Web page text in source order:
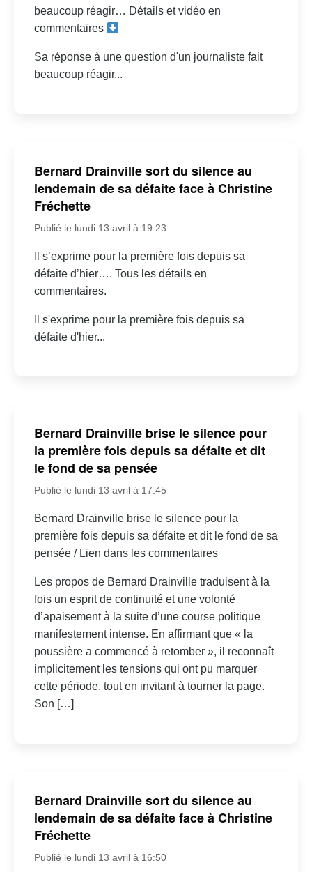
beaucoup réagir… Détails et vidéo en
commentaires
Sa réponse à une question d'un journaliste fait
beaucoup réagir...
Bernard Drainville sort du silence au
lendemain de sa défaite face à Christine
Fréchette
Publié le lundi 13 avril à 19:23
Il s’exprime pour la première fois depuis sa
défaite d’hier…. Tous les détails en
commentaires.
Il s'exprime pour la première fois depuis sa
défaite d'hier...
Bernard Drainville brise le silence pour
la première fois depuis sa défaite et dit
le fond de sa pensée
Publié le lundi 13 avril à 17:45
Bernard Drainville brise le silence pour la
première fois depuis sa défaite et dit le fond de sa
pensée / Lien dans les commentaires
Les propos de Bernard Drainville traduisent à la
fois un esprit de continuité et une volonté
d’apaisement à la suite d’une course politique
manifestement intense. En affirmant que « la
poussière a commencé à retomber », il reconnaît
implicitement les tensions qui ont pu marquer
cette période, tout en invitant à tourner la page.
Son […]
Bernard Drainville sort du silence au
lendemain de sa défaite face à Christine
Fréchette
Publié le lundi 13 avril à 16:50